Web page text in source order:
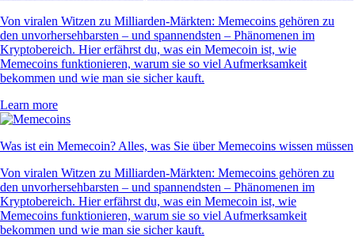
Von viralen Witzen zu Milliarden-Märkten: Memecoins gehören zu
den unvorhersehbarsten – und spannendsten – Phänomenen im
Kryptobereich. Hier erfährst du, was ein Memecoin ist, wie
Memecoins funktionieren, warum sie so viel Aufmerksamkeit
bekommen und wie man sie sicher kauft.
Learn more
Was ist ein Memecoin? Alles, was Sie über Memecoins wissen müssen
Von viralen Witzen zu Milliarden-Märkten: Memecoins gehören zu
den unvorhersehbarsten – und spannendsten – Phänomenen im
Kryptobereich. Hier erfährst du, was ein Memecoin ist, wie
Memecoins funktionieren, warum sie so viel Aufmerksamkeit
bekommen und wie man sie sicher kauft.